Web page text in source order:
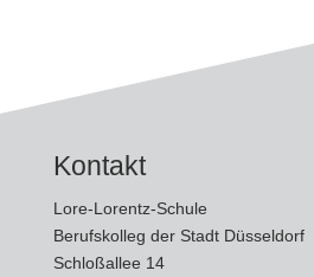
Kontakt
Lore-Lorentz-Schule
Berufskolleg der Stadt Düsseldorf
Schloßallee 14